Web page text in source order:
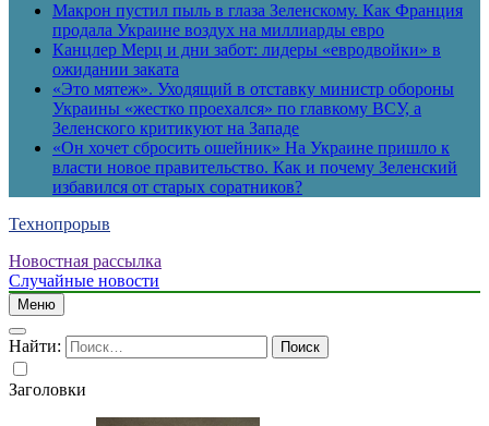
Макрон пустил пыль в глаза Зеленскому. Как Франция
продала Украине воздух на миллиарды евро
Канцлер Мерц и дни забот: лидеры «евродвойки» в
ожидании заката
«Это мятеж». Уходящий в отставку министр обороны
Украины «жестко проехался» по главкому ВСУ, а
Зеленского критикуют на Западе
«Он хочет сбросить ошейник» На Украине пришло к
власти новое правительство. Как и почему Зеленский
избавился от старых соратников?
Технопрорыв
Новостная рассылка
Случайные новости
Меню
Найти:
Заголовки